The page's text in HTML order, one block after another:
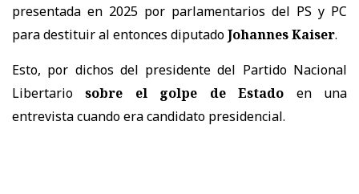
presentada en 2025 por parlamentarios del PS y PC
para destituir al entonces diputadoJohannes Kaiser.
Esto, por dichos del presidente del Partido Nacional
Libertario sobre el golpe de Estado en una
entrevista cuando era candidato presidencial.